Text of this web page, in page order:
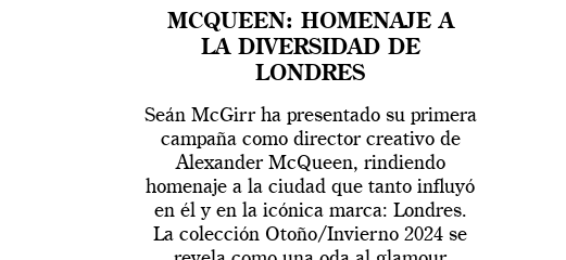
MCQUEEN: HOMENAJE A
LA DIVERSIDAD DE
LONDRES
Seán McGirr ha presentado su primera
campaña como director creativo de
Alexander McQueen, rindiendo
homenaje a la ciudad que tanto influyó
en él y en la icónica marca: Londres.
La colección Otoño/Invierno 2024 se